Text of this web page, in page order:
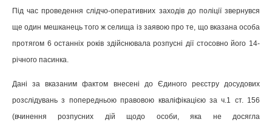
Під час проведення слідчо-оперативних заходів до поліції звернувся
ще один мешканець того ж селища із заявою про те, що вказана особа
протягом 6 останніх років здійснювала розпусні дії стосовно його 14-
річного пасинка.
Дані за вказаним фактом внесені до Єдиного реєстру досудових
розслідувань з попередньою правовою кваліфікацією за ч.1 ст. 156
(вчинення розпусних дій щодо особи, яка не досягла